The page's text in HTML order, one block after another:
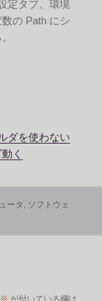
定タブ、環境
の Path にシ
ダを使わない
く
ータ , ソフトウェ
※ が付いている欄は